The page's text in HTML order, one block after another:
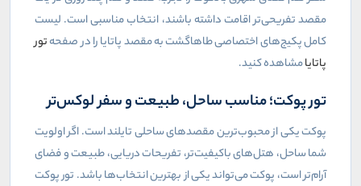
مقصد تفریحی‌تر اقامت داشته باشند، انتخاب مناسبی است. لیست
کامل پکیج‌های اختصاصی طاهاگشت به مقصد پاتایا را در صفحهتور
پاتایامشاهده کنید.
تور پوکت؛ مناسب ساحل، طبیعت و سفر لوکس‌تر
پوکت یکی از محبوب‌ترین مقصدهای ساحلی تایلند است. اگر اولویت
شما ساحل، هتل‌های باکیفیت‌تر، تفریحات دریایی، طبیعت و فضای
آرام‌تر است، پوکت می‌تواند یکی از بهترین انتخاب‌ها باشد. تور پوکت